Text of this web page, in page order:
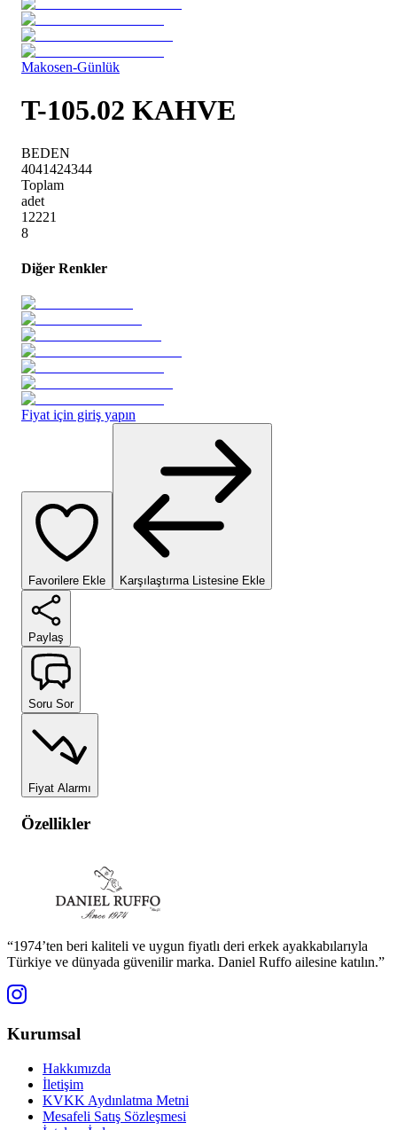
Makosen-Günlük
T-105.02 KAHVE
BEDEN
4041424344
Toplam
adet
12221
8
Diğer Renkler
Fiyat için giriş yapın
Favorilere Ekle Karşılaştırma Listesine Ekle
Paylaş
Soru Sor
Fiyat Alarmı
Özellikler
“1974’ten beri kaliteli ve uygun fiyatlı deri erkek ayakkabılarıyla
Türkiye ve dünyada güvenilir marka. Daniel Ruffo ailesine katılın.”
Kurumsal
Hakkımızda
İletişim
KVKK Aydınlatma Metni
Mesafeli Satış Sözleşmesi